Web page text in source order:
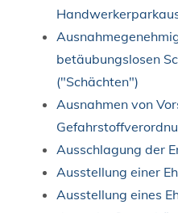
betäubungslosen
("Schächten")
Ausnahmen von
Ausschlagung der
Ausstellung einer
Ausstellung eines